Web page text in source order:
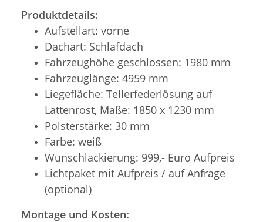
Produktdetails:
Aufstellart: vorne
Dachart: Schlafdach
Fahrzeughöhe geschlossen: 1980 mm
Fahrzeuglänge: 4959 mm
Liegefläche: Tellerfederlösung auf
Lattenrost, Maße: 1850 x 1230 mm
Polsterstärke: 30 mm
Farbe: weiß
Wunschlackierung: 999,- Euro Aufpreis
Lichtpaket mit Aufpreis / auf Anfrage
(optional)
Montage und Kosten: